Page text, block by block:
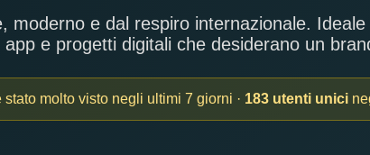
moderno e dal respiro internazionale.
e progetti digitali che desiderano un
stato molto visto negli ultimi 7 giorni · 183 utenti unici